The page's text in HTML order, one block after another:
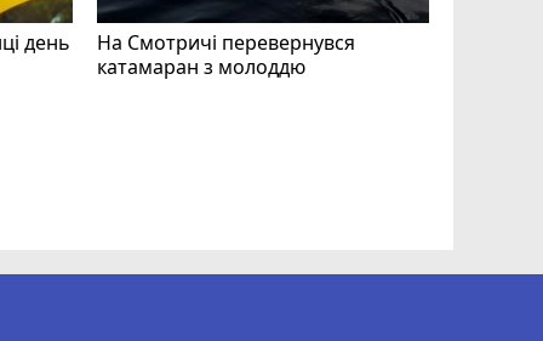
день
На Смотричі перевернувся
катамаран з молоддю